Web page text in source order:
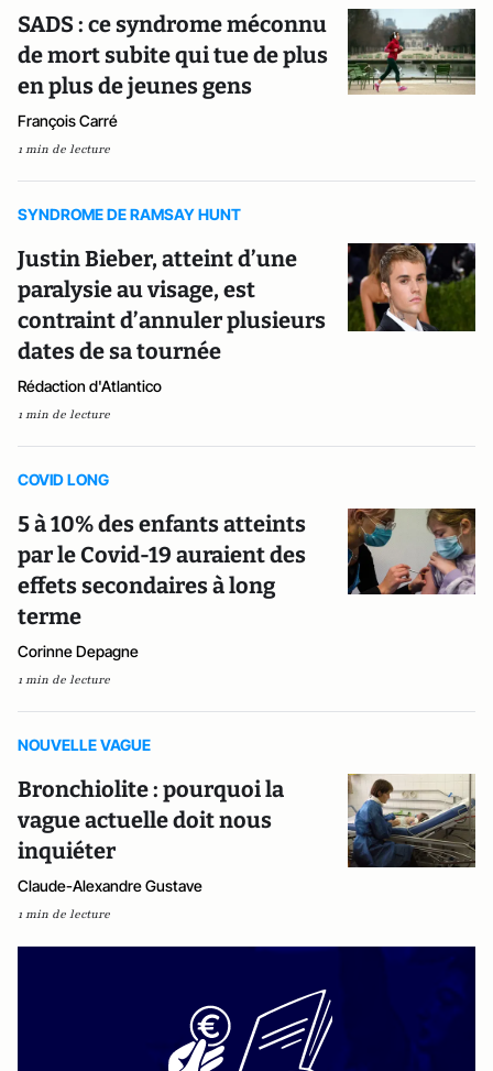
SADS : ce syndrome méconnu
de mort subite qui tue de plus
en plus de jeunes gens
François Carré
1 min de lecture
SYNDROME DE RAMSAY HUNT
Justin Bieber, atteint d’une
paralysie au visage, est
contraint d’annuler plusieurs
dates de sa tournée
Rédaction d'Atlantico
1 min de lecture
COVID LONG
5 à 10% des enfants atteints
par le Covid-19 auraient des
effets secondaires à long
terme
Corinne Depagne
1 min de lecture
NOUVELLE VAGUE
Bronchiolite : pourquoi la
vague actuelle doit nous
inquiéter
Claude-Alexandre Gustave
1 min de lecture